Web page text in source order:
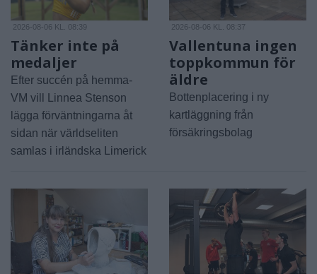
2026-08-06 KL. 08:39
Tänker inte på
medaljer
Efter succén på hemma-
VM vill Linnea Stenson
lägga förväntningarna åt
sidan när världseliten
samlas i irländska Limerick
2026-08-06 KL. 08:37
Vallentuna ingen
toppkommun för
äldre
Bottenplacering i ny
kartläggning från
försäkringsbolag